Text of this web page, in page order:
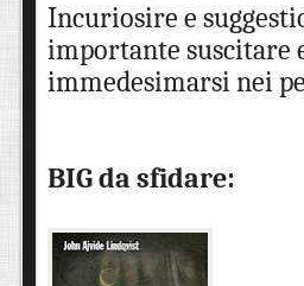
Incuriosire e
importante suscitare
immedesimarsi nei
BIG da sfidare: